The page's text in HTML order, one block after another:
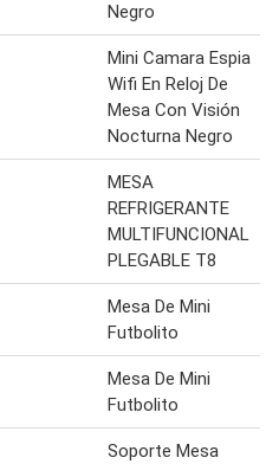
Negro
Mini Camara Espia
Wifi En Reloj De
Mesa Con Visión
Nocturna Negro
MESA
REFRIGERANTE
MULTIFUNCIONAL
PLEGABLE T8
Mesa De Mini
Futbolito
Mesa De Mini
Futbolito
Soporte Mesa